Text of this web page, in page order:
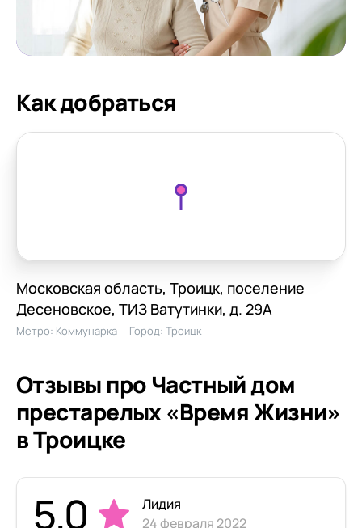
Как добраться
Московская область, Троицк, поселение
Десеновское, ТИЗ Ватутинки, д. 29А
Метро: Коммунарка Город: Троицк
Отзывы про Частный дом
престарелых «Время Жизни»
в Троицке
5.0
Лидия
24 февраля 2022